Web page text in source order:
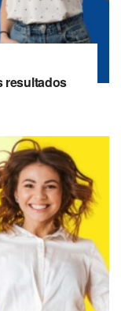
resultados